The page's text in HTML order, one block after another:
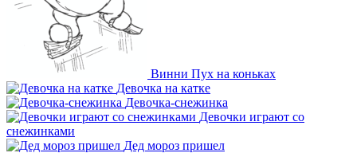
Винни Пух на коньках
Девочка на катке
Девочка-снежинка
Девочки играют со
снежинками
Дед мороз пришел